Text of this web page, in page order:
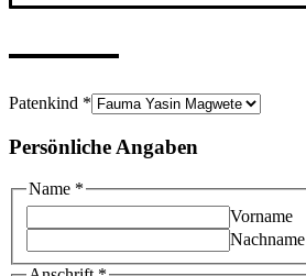
Patenkind *
Persönliche Angaben
Name *
Vorname
Nachname